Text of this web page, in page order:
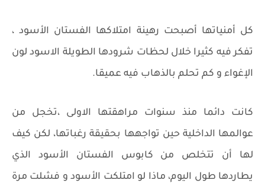
كل أمنياتها أصبحت رهينة امتلاكها الفستان الأسود ،
تفكر فيه كثيرا خلال لحظات شرودها الطويلة الاسود لون
الإغواء و كم تحلم بالذهاب فيه عميقا.
كانت دائما منذ سنوات مراهقتها الاولى ،تخجل من
عوالمها الداخلية حين تواجهها بحقيقة رغباتها، لكن كيف
لها أن تتخلص من كابوس الفستان الأسود الذي
يطاردها طول اليوم، ماذا لو امتلكت الأسود و فشلت مرة